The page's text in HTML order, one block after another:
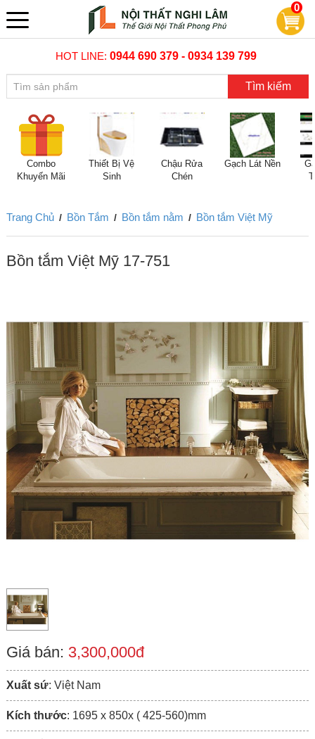
0
HOT LINE:0944 690 379 - 0934 139 799
Tìm kiếm
Combo
Khuyến Mãi
Thiết Bị Vệ
Sinh
Chậu Rửa
Chén
Gạch Lát Nền
Trang Chủ / Bồn Tắm / Bồn tắm nằm / Bồn tắm Việt Mỹ
Bồn tắm Việt Mỹ 17-751
Giá bán: 3,300,000đ
Xuất sứ: Việt Nam
Kích thước: 1695 x 850x ( 425-560)mm